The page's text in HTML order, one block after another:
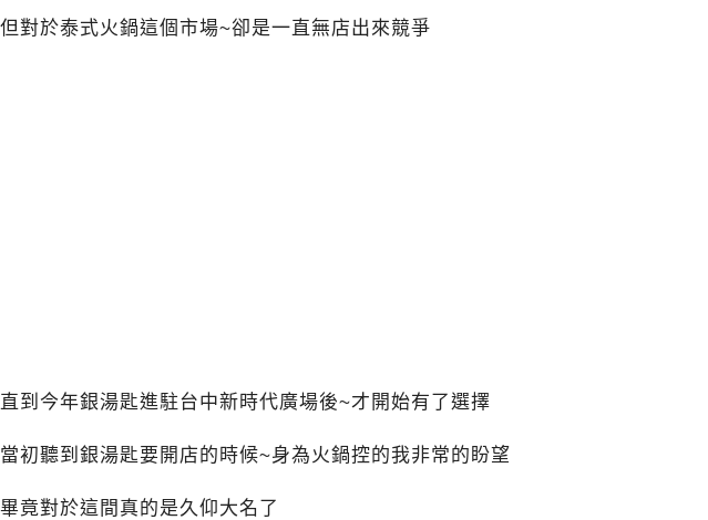
但對於泰式火鍋這個市場~卻是一直無店出來競爭
直到今年銀湯匙進駐台中新時代廣場後~才開始有了選擇
當初聽到銀湯匙要開店的時候~身為火鍋控的我非常的盼望
畢竟對於這間真的是久仰大名了